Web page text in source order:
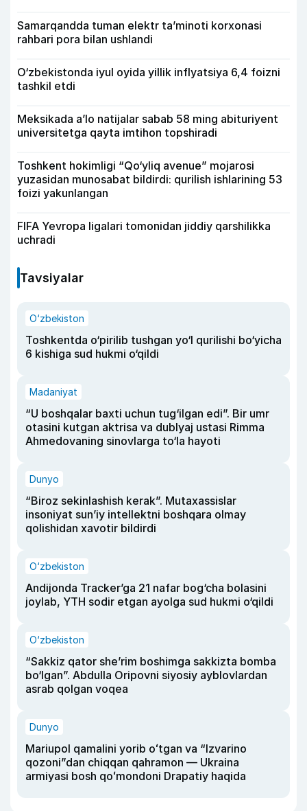
Samarqandda tuman elektr ta’minoti korxonasi
rahbari pora bilan ushlandi
O‘zbekistonda iyul oyida yillik inflyatsiya 6,4 foizni
tashkil etdi
Meksikada a’lo natijalar sabab 58 ming abituriyent
universitetga qayta imtihon topshiradi
Toshkent hokimligi “Qo‘yliq avenue” mojarosi
yuzasidan munosabat bildirdi: qurilish ishlarining 53
foizi yakunlangan
FIFA Yevropa ligalari tomonidan jiddiy qarshilikka
uchradi
Tavsiyalar
O‘zbekiston
Toshkentda o‘pirilib tushgan yo‘l qurilishi bo‘yicha
6 kishiga sud hukmi o‘qildi
Madaniyat
“U boshqalar baxti uchun tug‘ilgan edi”. Bir umr
otasini kutgan aktrisa va dublyaj ustasi Rimma
Ahmedovaning sinovlarga to‘la hayoti
Dunyo
“Biroz sekinlashish kerak”. Mutaxassislar
insoniyat sun’iy intellektni boshqara olmay
qolishidan xavotir bildirdi
O‘zbekiston
Andijonda Tracker’ga 21 nafar bog‘cha bolasini
joylab, YTH sodir etgan ayolga sud hukmi o‘qildi
O‘zbekiston
“Sakkiz qator she’rim boshimga sakkizta bomba
bo‘lgan”. Abdulla Oripovni siyosiy ayblovlardan
asrab qolgan voqea
Dunyo
Mariupol qamalini yorib oʻtgan va “Izvarino
qozoni”dan chiqqan qahramon — Ukraina
armiyasi bosh qoʻmondoni Drapatiy haqida